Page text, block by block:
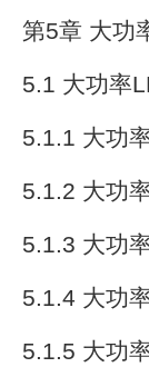
第5章 大功
5.1 大功率
5.1.1 大功
5.1.2 大功
5.1.3 大功
5.1.4 大功
5.1.5 大功